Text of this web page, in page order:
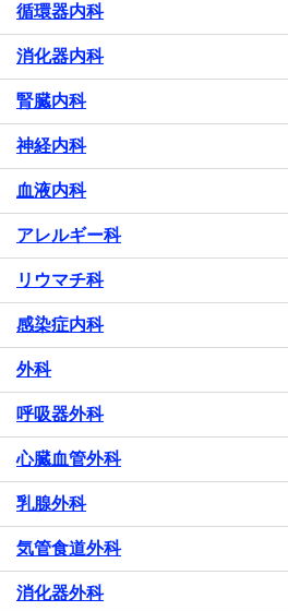
循環器内科
消化器内科
腎臓内科
神経内科
血液内科
アレルギー科
リウマチ科
感染症内科
外科
呼吸器外科
心臓血管外科
乳腺外科
気管食道外科
消化器外科